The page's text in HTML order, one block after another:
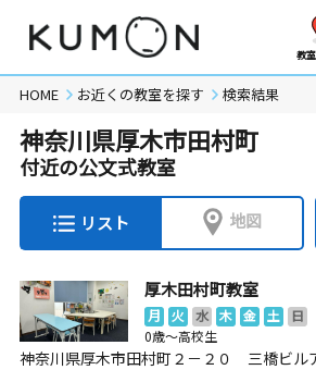
教
HOME お近くの教室を探す 検索結果
神奈川県厚木市田村町
付近の公文式教室
リスト 地図
厚木田村町教室
月 火 水 木 金 土
日
0歳～高校生
神奈川県厚木市田村町２－２０ 三橋ビル